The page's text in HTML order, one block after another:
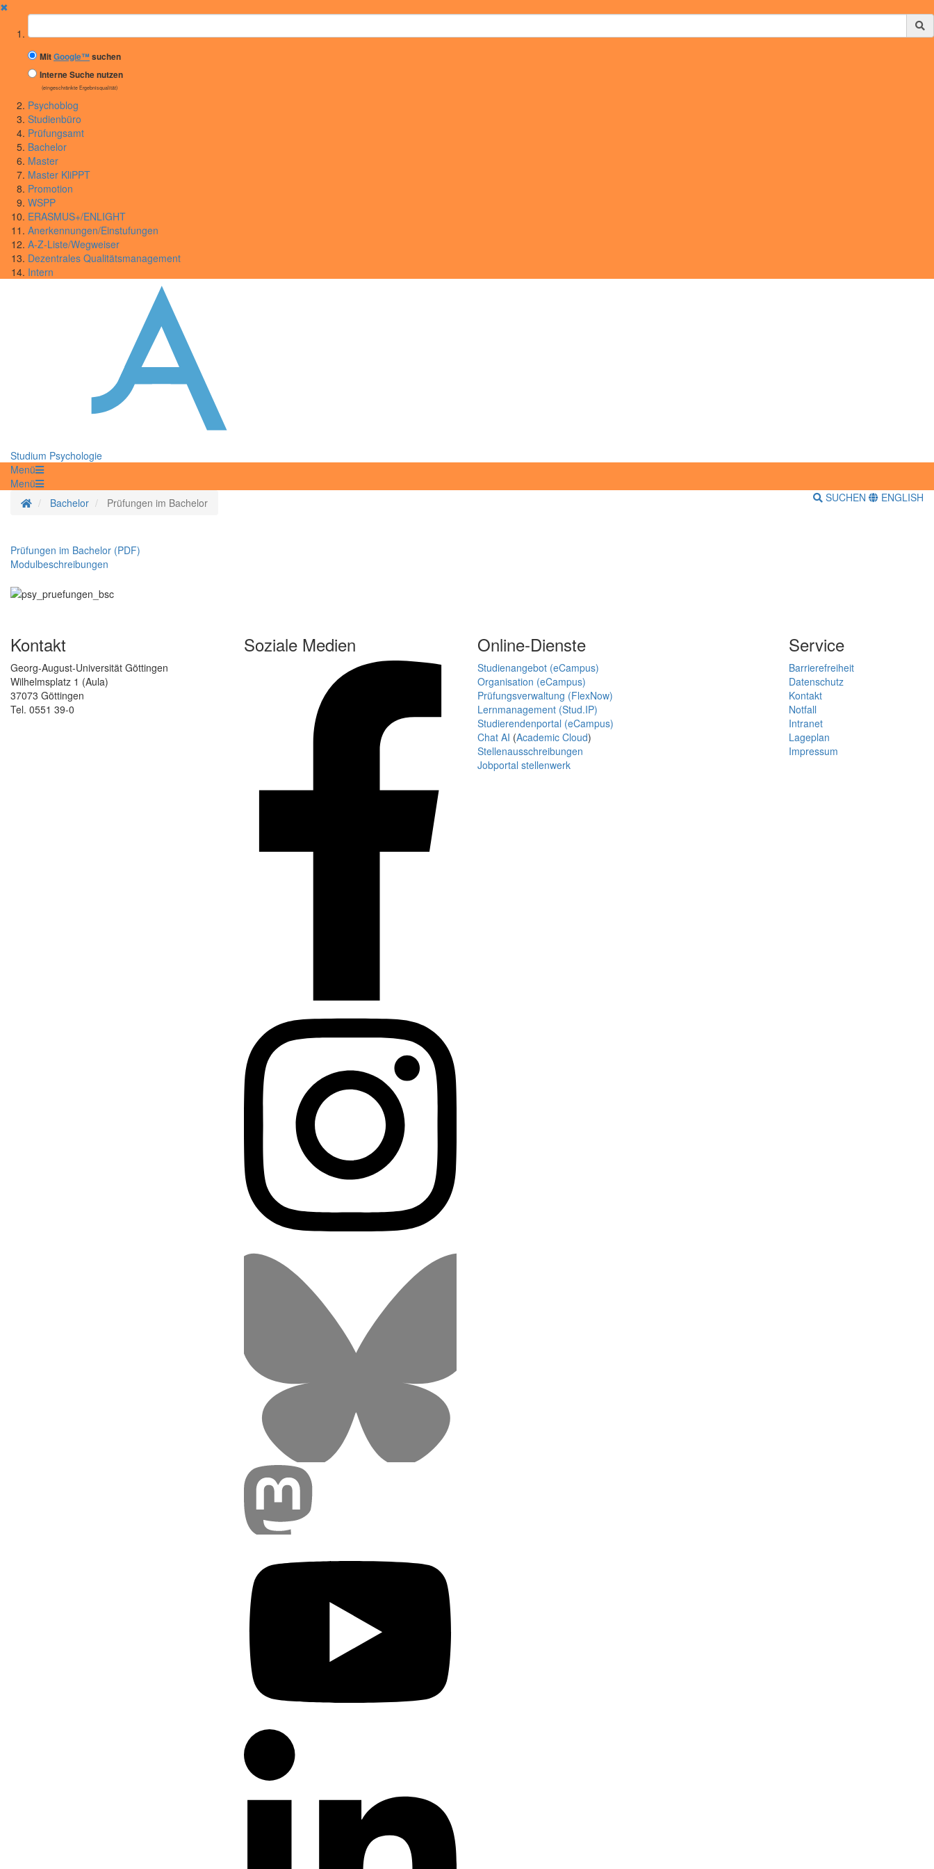
✖
Suchbegriff
MitGoogle™suchen
Interne Suche nutzen
(eingeschränkte Ergebnisqualität)
Psychoblog
Studienbüro
Prüfungsamt
Bachelor
Master
Master KliPPT
Promotion
WSPP
ERASMUS+/ENLIGHT
Anerkennungen/Einstufungen
A-Z-Liste/Wegweiser
Dezentrales Qualitätsmanagement
Intern
Studium Psychologie
Menü
Menü
Startseite
Bachelor Prüfungen im Bachelor SUCHEN ENGLISH
Prüfungen im Bachelor (PDF)
Modulbeschreibungen
Kontakt
Georg-August-Universität Göttingen
Wilhelmsplatz 1 (Aula)
37073 Göttingen
Tel. 0551 39-0
Soziale Medien Online-Dienste
Studienangebot (eCampus)
Organisation (eCampus)
Prüfungsverwaltung (FlexNow)
Lernmanagement (Stud.IP)
Studierendenportal (eCampus)
Chat AI (Academic Cloud)
Stellenausschreibungen
Jobportal stellenwerk
Service
Barrierefreiheit
Datenschutz
Kontakt
Notfall
Intranet
Lageplan
Impressum